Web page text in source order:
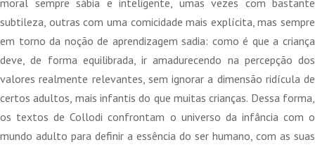
moral sempre sábia e inteligente, umas vezes com bastante
subtileza, outras com uma comicidade mais explícita, mas sempre
em torno da noção de aprendizagem sadia: como é que a criança
deve, de forma equilibrada, ir amadurecendo na percepção dos
valores realmente relevantes, sem ignorar a dimensão ridícula de
certos adultos, mais infantis do que muitas crianças. Dessa forma,
os textos de Collodi confrontam o universo da infância com o
mundo adulto para definir a essência do ser humano, com as suas